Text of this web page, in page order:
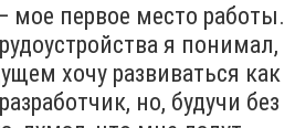
первое место работы.
я понимал,
хочу развиваться как
но, будучи без